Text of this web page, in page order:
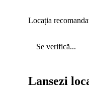
Locația
Se verifică...
Lansezi